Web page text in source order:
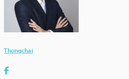
Thongchai